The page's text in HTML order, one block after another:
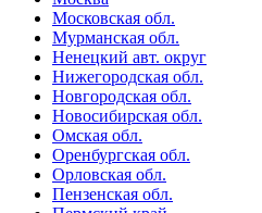
Московская обл.
Мурманская обл.
Ненецкий авт. округ
Нижегородская обл.
Новгородская обл.
Новосибирская обл.
Омская обл.
Оренбургская обл.
Орловская обл.
Пензенская обл.